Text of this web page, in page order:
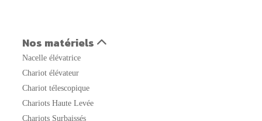
sur Marne, Chevilly Larue, Fresnes, Gentilly, Le
Kremlin Bicêtre, L Hays Les Roses, Maisons Alfort,
Nogent sur Marne, Orly, Aéroport Orly, Rungis,
Saint Maur des Fosses, Sucy en Brie, Thiais,
Vanves, Valenton, Villejuif, Villeneuve le Roi,
Villeneuve Saint Georges) - Seine Saint Denis 93
(Saint Denis, Aulnay sous Bois, Noisy le Grand,
Nos matériels
Nacelle élévatrice
Chariot élévateur
Chariot télescopique
Chariots Haute Levée
Chariots Surbaissés